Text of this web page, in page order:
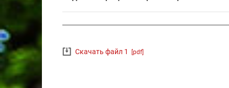
Скачать файл 1 [pdf]